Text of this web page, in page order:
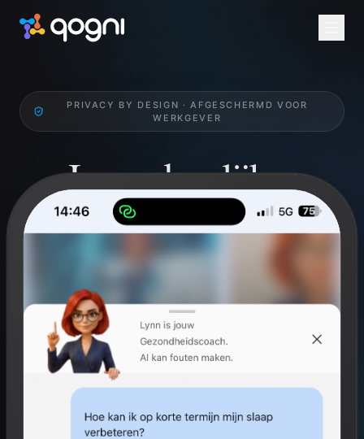
PRIVACY BY DESIGN · AFGESCHERMD VOOR
WERKGEVER
Jouw dagelijkse
Health Check.
Werk gericht aan je qognitieve en fysieke welzijn.
Breinperformance, mindfulness en challenges. Privé
voor jou, niet inzichtelijk voor werkgever.
Gratis voor ieder individu. Via werkgever altijd via arbodienst
Anneke.
Start gratis